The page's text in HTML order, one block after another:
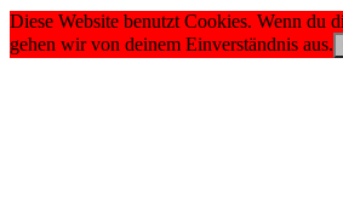
Diese Website benutzt Cookies. Wenn du
gehen wir von deinem Einverständnis aus.